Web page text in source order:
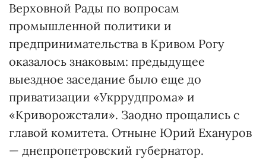
Верховной Рады по вопросам
промышленной политики и
предпринимательства в Кривом Рогу
оказалось знаковым: предыдущее
выездное заседание было еще до
приватизации «Укррудпрома» и
«Криворожстали». Заодно прощались с
главой комитета. Отныне Юрий Ехануров
— днепропетровский губернатор.